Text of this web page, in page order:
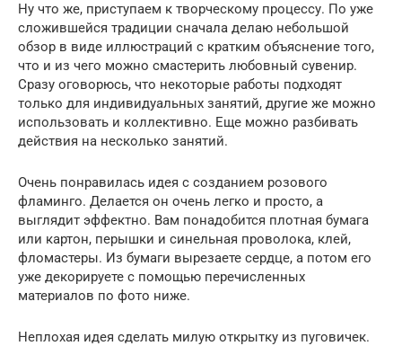
Ну что же, приступаем к творческому процессу. По уже
сложившейся традиции сначала делаю небольшой
обзор в виде иллюстраций с кратким объяснение того,
что и из чего можно смастерить любовный сувенир.
Сразу оговорюсь, что некоторые работы подходят
только для индивидуальных занятий, другие же можно
использовать и коллективно. Еще можно разбивать
действия на несколько занятий.
Очень понравилась идея с созданием розового
фламинго. Делается он очень легко и просто, а
выглядит эффектно. Вам понадобится плотная бумага
или картон, перышки и синельная проволока, клей,
фломастеры. Из бумаги вырезаете сердце, а потом его
уже декорируете с помощью перечисленных
материалов по фото ниже.
Неплохая идея сделать милую открытку из пуговичек.